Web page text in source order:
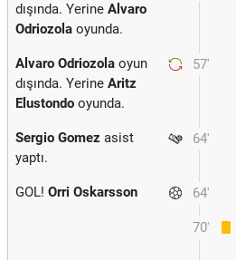
dışında. Yerine Alvaro
Odriozola oyunda.
57'
Alvaro Odriozola oyun
dışında. Yerine Aritz
Elustondo oyunda.
64'
Sergio Gomez asist
yaptı.
64'
GOL! Orri Oskarsson
70'